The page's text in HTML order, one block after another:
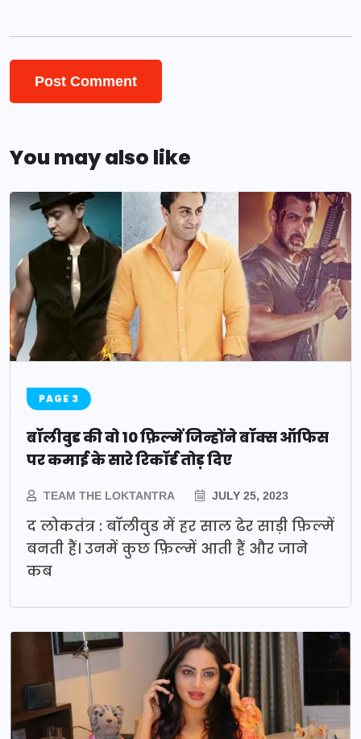
You may also like
PAGE 3
बॉलीवुड की वो 10 फ़िल्में जिन्होंने बॉक्स ऑफिस
पर कमाई के सारे रिकॉर्ड तोड़ दिए
TEAM THE LOKTANTRA JULY 25, 2023
द लोकतंत्र : बॉलीवुड में हर साल ढेर साड़ी फ़िल्में
बनती हैं। उनमें कुछ फ़िल्में आती हैं और जाने
कब